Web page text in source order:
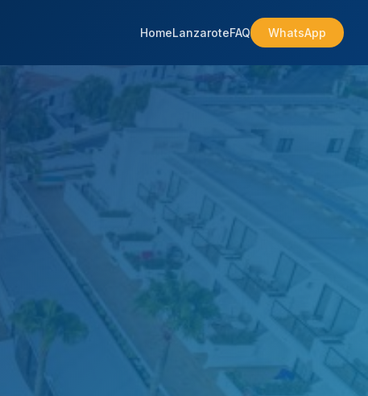
HomeLanzaroteFAQ WhatsApp